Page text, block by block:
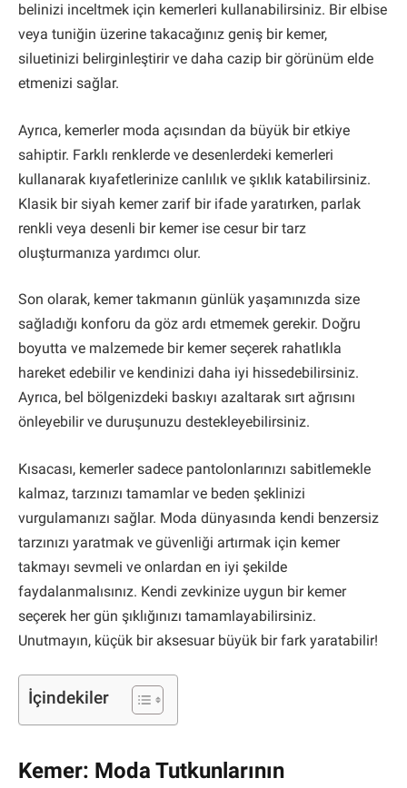
belinizi inceltmek için kemerleri kullanabilirsiniz. Bir elbise
veya tuniğin üzerine takacağınız geniş bir kemer,
siluetinizi belirginleştirir ve daha cazip bir görünüm elde
etmenizi sağlar.
Ayrıca, kemerler moda açısından da büyük bir etkiye
sahiptir. Farklı renklerde ve desenlerdeki kemerleri
kullanarak kıyafetlerinize canlılık ve şıklık katabilirsiniz.
Klasik bir siyah kemer zarif bir ifade yaratırken, parlak
renkli veya desenli bir kemer ise cesur bir tarz
oluşturmanıza yardımcı olur.
Son olarak, kemer takmanın günlük yaşamınızda size
sağladığı konforu da göz ardı etmemek gerekir. Doğru
boyutta ve malzemede bir kemer seçerek rahatlıkla
hareket edebilir ve kendinizi daha iyi hissedebilirsiniz.
Ayrıca, bel bölgenizdeki baskıyı azaltarak sırt ağrısını
önleyebilir ve duruşunuzu destekleyebilirsiniz.
Kısacası, kemerler sadece pantolonlarınızı sabitlemekle
kalmaz, tarzınızı tamamlar ve beden şeklinizi
vurgulamanızı sağlar. Moda dünyasında kendi benzersiz
tarzınızı yaratmak ve güvenliği artırmak için kemer
takmayı sevmeli ve onlardan en iyi şekilde
faydalanmalısınız. Kendi zevkinize uygun bir kemer
seçerek her gün şıklığınızı tamamlayabilirsiniz.
Unutmayın, küçük bir aksesuar büyük bir fark yaratabilir!
İçindekiler
Kemer: Moda Tutkunlarının